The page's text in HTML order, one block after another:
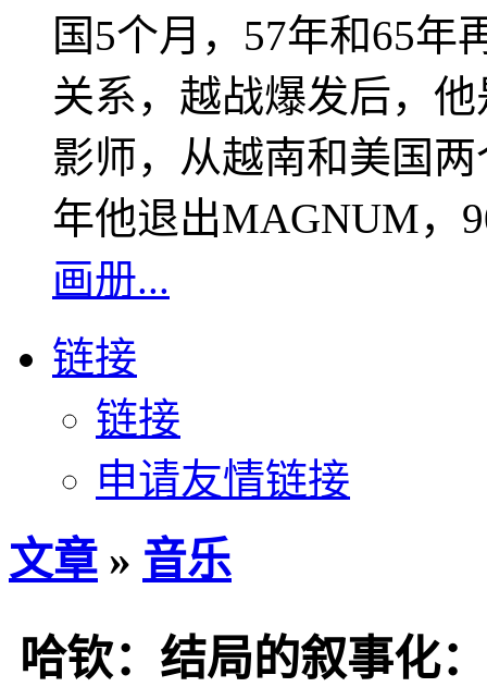
国5个月，57年和65年
关系，越战爆发后，
影师，从越南和美国
年他退出MAGNUM，
画册...
链接
链接
申请友情链接
文章 » 音乐
哈钦：结局的叙事化